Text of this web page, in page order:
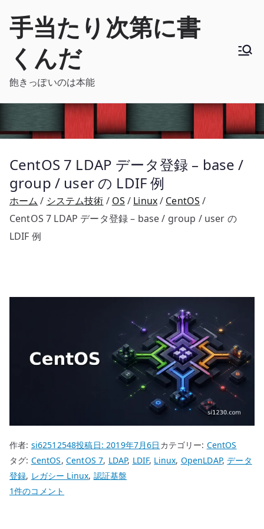
手当たり次第に書
くんだ
飽きっぽいのは本能
CentOS 7 LDAP データ登録 – base /
group / user の LDIF 例
ホーム システム技術 OS Linux
CentOS
CentOS 7 LDAP データ登録 – base / group / user の
LDIF 例
作者: si62512548投稿日:2019年7月6日 カテゴリー: CentOS
タグ: CentOS, CentOS 7, LDAP, LDIF, Linux, OpenLDAP,データ
登録, レガシー Linux, 認証基盤
CentOS
1件のコメント